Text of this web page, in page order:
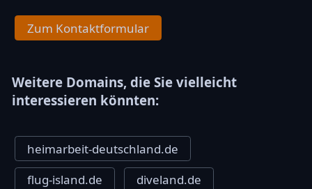
Zum Kontaktformular
Weitere Domains, die Sie vielleicht
interessieren könnten:
heimarbeit-deutschland.de
flug-island.de
diveland.de